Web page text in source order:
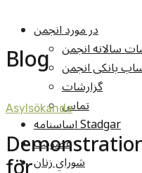
در مورد انجمن
سالانه انجمن
گزارشات
تماس
اساسنامه Stadgar
عضویت
شوراي زنان
Blog
Asylsökande